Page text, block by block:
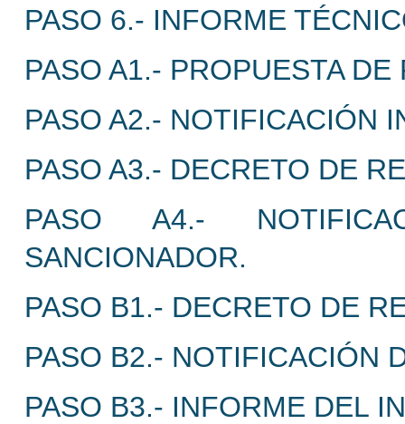
PASO 6.- INFORME
PASO A1.- PROPUESTA
PASO A2.- NOTIFICACIÓN
PASO A3.- DECRETO DE
PASO A4.-
SANCIONADOR.
PASO B1.- DECRETO DE
PASO B2.- NOTIFICACIÓN
PASO B3.- INFORME DEL